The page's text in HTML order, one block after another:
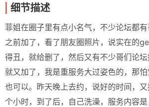
细节描述
菲姐在圈子里有点小名气，不少论坛都
之前加了，看了朋友圈照片，说实在的
得丑，就给删了，然后又有不少哥们论坛
就又加了，我是重服务大过姿色的，那
也可以。昨天晚上去约，说好的时间，
个小时，到了后，自己洗澡，服务内容是